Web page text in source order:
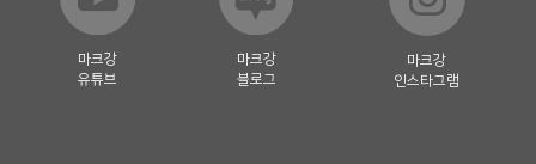
마크강
유튜브
마크강
블로그
마크강
인스타그램